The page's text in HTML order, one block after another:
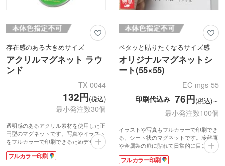
存在感のある大きめサイズ
アクリルマグネット ラウ
ンド
TX-0044
132円(税込)
最小発注数30個
透明感のあるアクリル素材を使用した正
円型のマグネットです。写真やイラスト
をフルカラーで印刷できるためデザイン
が映えます。しっかりくっつきやすい大
きめサイズで、冷蔵庫やホワイトボード
フルカラー印刷
ペタッと貼りたくなるサイズ感
オリジナルマグネットシ
ート(55×55)
EC-mgs-55
印刷代込み 76円(税込)～
最小発注数100個
イラストや写真もフルカラーで印刷でき
る、シート状のマグネットです。冷蔵庫
や金属製の扉に貼れて日常的に目につき
やすく、宣伝効果が高いのが特長。サイ
ズは55×55mmとコンパクトなので、営
フルカラー印刷